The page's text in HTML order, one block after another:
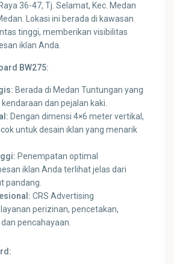
36-47, Tj. Selamat, Kec. Medan
Lokasi ini berada di kawasan
tinggi, memberikan visibilitas
iklan Anda.
BW275:
Berada di Medan Tuntungan yang
dan pejalan kaki.
Dengan dimensi 4×6 meter vertikal,
untuk desain iklan yang menarik
Penempatan optimal
iklan Anda terlihat jelas dari
pandang.
CRS Advertising
perizinan, pencetakan,
pencahayaan.